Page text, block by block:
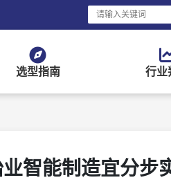
选型指南 行业
智能制造宜分步